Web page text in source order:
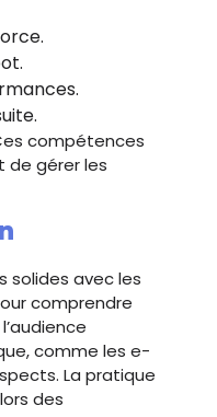
compétences
de gérer les
solides avec les
comprendre
comme les e-
La pratique
des